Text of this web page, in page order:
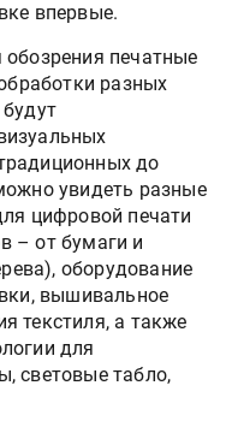
впервые.
печатные
разных
до
увидеть разные
цифровой печати
– от бумаги и
оборудование
вышивальное
текстиля, а также
для
световые табло,